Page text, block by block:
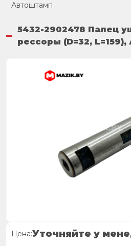
Автоштамп
5432-2902478 Палец
рессоры (D=32,
Цена:Уточняйте у